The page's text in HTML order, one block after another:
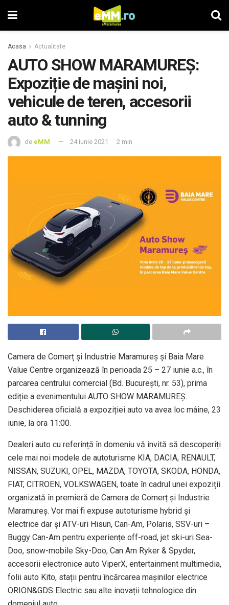
Acasa Actualitate
AUTO SHOW MARAMUREȘ:
Expoziție de mașini noi,
vehicule de teren, accesorii
auto & tunning
de eMM 24 iunie 2021 2 min
Camera de Comerț și Industrie Maramureș și Baia Mare
Value Centre organizează în perioada 25 – 27 iunie a.c., în
parcarea centrului comercial (Bd. București, nr. 53), prima
ediție a evenimentului AUTO SHOW MARAMUREȘ.
Deschiderea oficială a expoziției auto va avea loc mâine, 23
iunie, la ora 11:00.
Dealeri auto cu referință în domeniu vă invită să descoperiți
cele mai noi modele de autoturisme KIA, DACIA, RENAULT,
NISSAN, SUZUKI, OPEL, MAZDA, TOYOTA, SKODA, HONDA,
FIAT, CITROEN, VOLKSWAGEN, toate în cadrul unei expoziții
organizată în premieră de Camera de Comerț și Industrie
Maramureș. Vor mai fi expuse autoturisme hybrid și
electrice dar și ATV-uri Hisun, Can-Am, Polaris, SSV-uri –
Buggy Can-Am pentru experiențe off-road, jet ski-uri Sea-
Doo, snow-mobile Sky-Doo, Can Am Ryker & Spyder,
accesorii electronice auto ViperX, entertainment multimedia,
folii auto Kito, stații pentru încărcarea mașinilor electrice
ORION&GDS Electric sau alte inovații tehnologice din